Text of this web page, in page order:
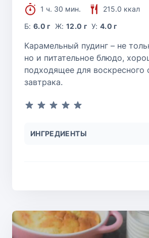
1 ч. 30 мин.
215.0 ккал
Б:6.0 г Ж: 12.0 г У:4.0 г
Карамельный пудинг – не
но и питательное блюдо,
подходящее для воскресного
завтрака.
ИНГРЕДИЕНТЫ